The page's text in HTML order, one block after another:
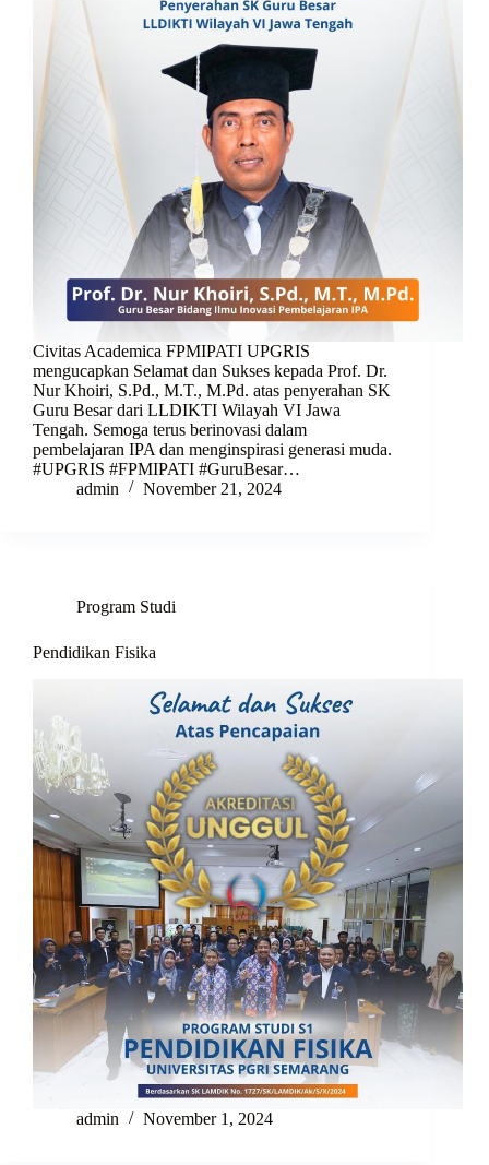
Civitas Academica FPMIPATI UPGRIS
mengucapkan Selamat dan Sukses kepada Prof. Dr.
Nur Khoiri, S.Pd., M.T., M.Pd. atas penyerahan SK
Guru Besar dari LLDIKTI Wilayah VI Jawa
Tengah. Semoga terus berinovasi dalam
pembelajaran IPA dan menginspirasi generasi muda.
#UPGRIS #FPMIPATI #GuruBesar…
admin
November 21, 2024
Program Studi
Pendidikan Fisika
admin November 1, 2024